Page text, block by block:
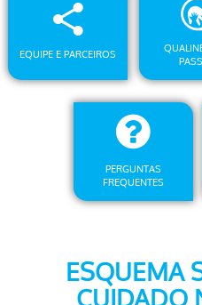
EQUIPE E PARCEIROS
PERGUNTAS
FREQUENTES
ESQUEMA
CUIDADO